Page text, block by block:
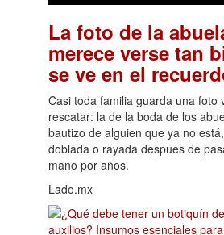
La foto de la
merece verse tan
se ve en el
Casi toda familia guarda una foto
rescatar: la de la boda de los
bautizo de alguien que ya no
doblada o rayada después de
mano por años.
Lado.mx